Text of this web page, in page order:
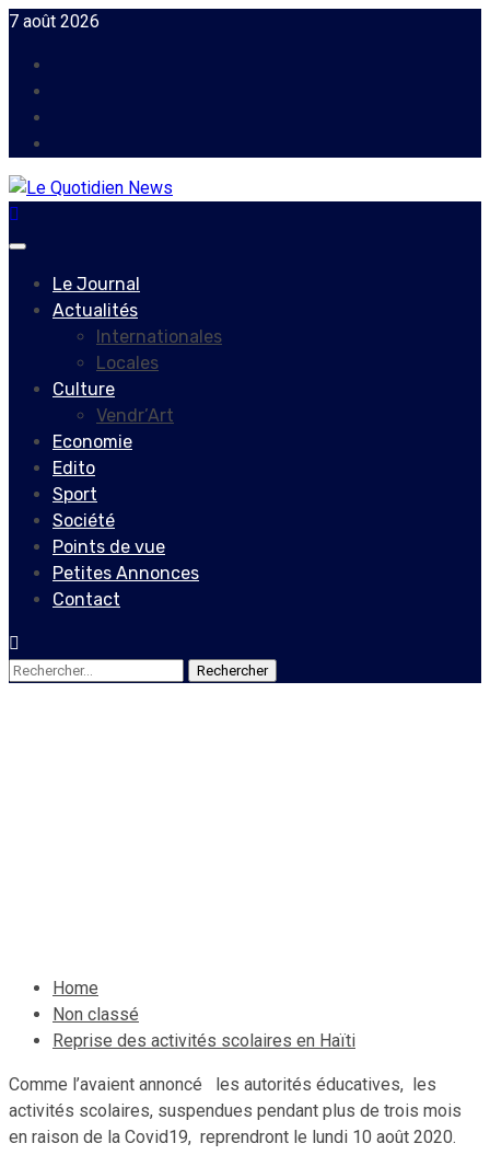
Skip
content
7 août 2026
Primary
Le Journal
Actualités
Internationales
Locales
Culture
Vendr’Art
Economie
Edito
Sport
Société
Points de vue
Petites Annonces
Contact
Rechercher :
Home
Non classé
Reprise des activités scolaires en Haïti
Comme l’avaient annoncé les autorités éducatives, les
activités scolaires, suspendues pendant plus de trois mois
en raison de la Covid19, reprendront le lundi 10 août 2020.